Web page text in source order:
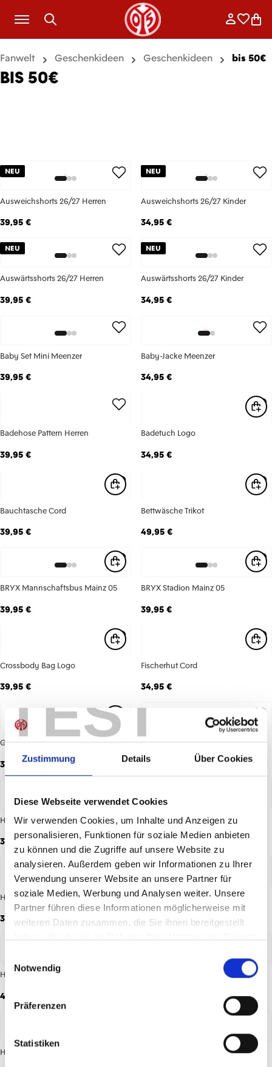
TEST
Zustimmung Details Über Cookies
Diese Webseite verwendet Cookies
Wir verwenden Cookies, um Inhalte und Anzeigen zu
personalisieren, Funktionen für soziale Medien anbieten
zu können und die Zugriffe auf unsere Website zu
analysieren. Außerdem geben wir Informationen zu Ihrer
Verwendung unserer Website an unsere Partner für
soziale Medien, Werbung und Analysen weiter. Unsere
Partner führen diese Informationen möglicherweise mit
weiteren Daten zusammen, die Sie ihnen bereitgestellt
Notwendig
Präferenzen
Statistiken
Zum Hauptinhalt springen
Fanwelt Geschenkideen Geschenkideen bis 50€
BIS 50€
NEU
Ausweichshorts 26/27 Herren
39,95 €
NEU
Ausweichshorts 26/27 Kinder
34,95 €
NEU
Auswärtsshorts 26/27 Herren
39,95 €
NEU
Auswärtsshorts 26/27 Kinder
34,95 €
Baby Set Mini Meenzer
39,95 €
Baby-Jacke Meenzer
34,95 €
Badehose Pattern Herren
39,95 €
Badetuch Logo
34,95 €
Bauchtasche Cord
39,95 €
Bettwäsche Trikot
49,95 €
BRYX Mannschaftsbus Mainz 05
39,95 €
BRYX Stadion Mainz 05
39,95 €
Crossbody Bag Logo
39,95 €
Fischerhut Cord
34,95 €
Gartenzwerg Rhein
34,95 €
Heimshorts 26/27 Herren
39,95 €
Heimshorts 26/27 Kinder
34,95 €
Hipbag Logo
39,95 €
Hissfahne Fastnacht
34,95 €
Hissfahne Karo
34,95 €
Hoodie Essentials Anthrazit Kinder
44,95 €
Hoodie Essentials Rot Kinder
Hoodie seit 1905 Kinder
Hoodie Wardrobe Pro F.C. Beige